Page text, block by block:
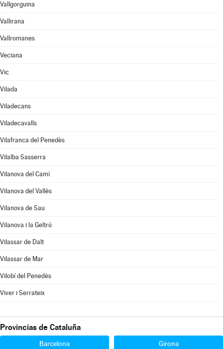
Vallgorguina
Vallirana
Vallromanes
Veciana
Vic
Vilada
Viladecans
Viladecavalls
Vilafranca del Penedès
Vilalba Sasserra
Vilanova del Camí
Vilanova del Vallès
Vilanova de Sau
Vilanova i la Geltrú
Vilassar de Dalt
Vilassar de Mar
Vilobí del Penedès
Viver i Serrateix
Provincias de Cataluña
Barcelona Girona